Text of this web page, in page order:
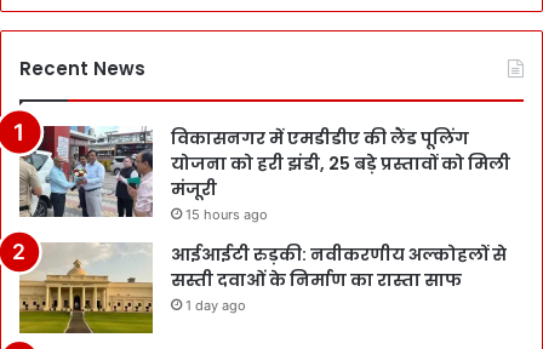
Recent News
विकासनगर में एमडीडीए की लैंड पूलिंग
योजना को हरी झंडी, 25 बड़े प्रस्तावों को मिली
मंजूरी
15 hours ago
आईआईटी रुड़की: नवीकरणीय अल्कोहलों से
सस्ती दवाओं के निर्माण का रास्ता साफ
1 day ago